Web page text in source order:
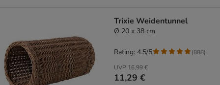
Trixie Weidentunnel
Ø 20 x 38 cm
UVP 16,99 €
11,29 €
Rating: 4.5/5 (888)